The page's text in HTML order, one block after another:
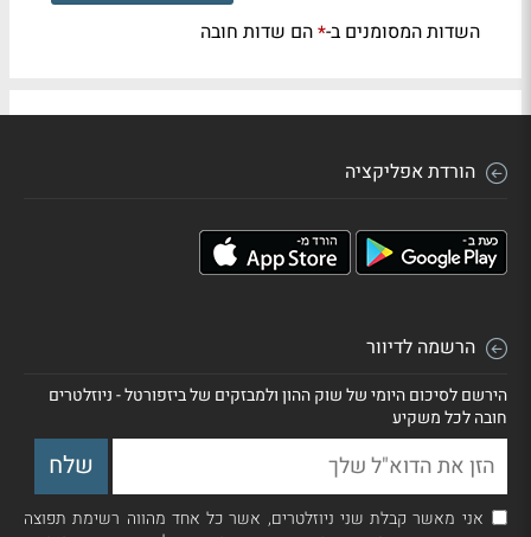
השדות המסומנים ב-*הם שדות חובה
הורדת אפליקציה
הרשמה לדיוור
הירשם לסיכום היומי של שוק ההון ולמבזקים של ביזפורטל - ניוזלטרים
חובה לכל משקיע
אני מאשר קבלת שני ניוזלטרים, אשר כל אחד מהווה רשימת תפוצה